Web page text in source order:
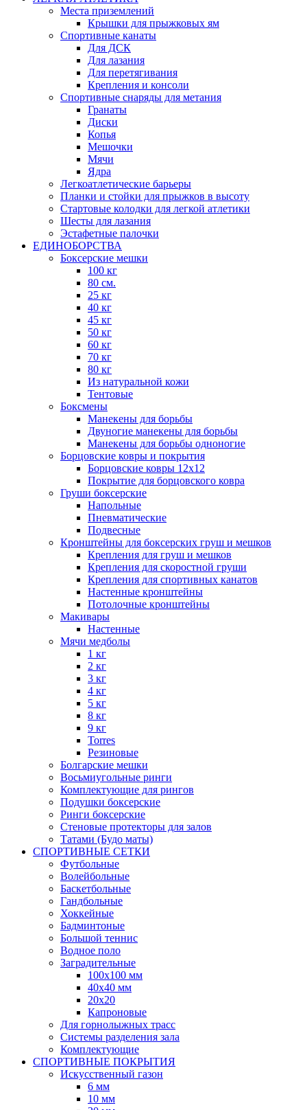
Места приземлений
Крышки для прыжковых ям
Спортивные канаты
Для ДСК
Для лазания
Для перетягивания
Крепления и консоли
Спортивные снаряды для метания
Гранаты
Диски
Копья
Мешочки
Мячи
Ядра
Легкоатлетические барьеры
Планки и стойки для прыжков в высоту
Стартовые колодки для легкой атлетики
Шесты для лазания
Эстафетные палочки
ЕДИНОБОРСТВА
Боксерские мешки
100 кг
80 см.
25 кг
40 кг
45 кг
50 кг
60 кг
70 кг
80 кг
Из натуральной кожи
Тентовые
Боксмены
Манекены для борьбы
Двуногие манекены для борьбы
Манекены для борьбы одноногие
Борцовские ковры и покрытия
Борцовские ковры 12х12
Покрытие для борцовского ковра
Груши боксерские
Напольные
Пневматические
Подвесные
Кронштейны для боксерских груш и мешков
Крепления для груш и мешков
Крепления для скоростной груши
Крепления для спортивных канатов
Настенные кронштейны
Потолочные кронштейны
Макивары
Настенные
Мячи медболы
1 кг
2 кг
3 кг
4 кг
5 кг
8 кг
9 кг
Torres
Резиновые
Болгарские мешки
Восьмиугольные ринги
Комплектующие для рингов
Подушки боксерские
Ринги боксерские
Стеновые протекторы для залов
Татами (Будо маты)
СПОРТИВНЫЕ СЕТКИ
Футбольные
Волейбольные
Баскетбольные
Гандбольные
Хоккейные
Бадминтоные
Большой теннис
Водное поло
Заградительные
100х100 мм
40х40 мм
20х20
Капроновые
Для горнолыжных трасс
Системы разделения зала
Комплектующие
СПОРТИВНЫЕ ПОКРЫТИЯ
Искусственный газон
6 мм
10 мм